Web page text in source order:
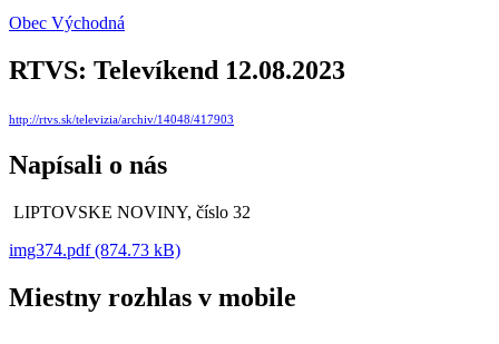
Obec Východná
RTVS: Televíkend 12.08.2023
http://rtvs.sk/televizia/archiv/14048/417903
Napísali o nás
LIPTOVSKE NOVINY, číslo 32
img374.pdf (874.73 kB)
Miestny rozhlas v mobile